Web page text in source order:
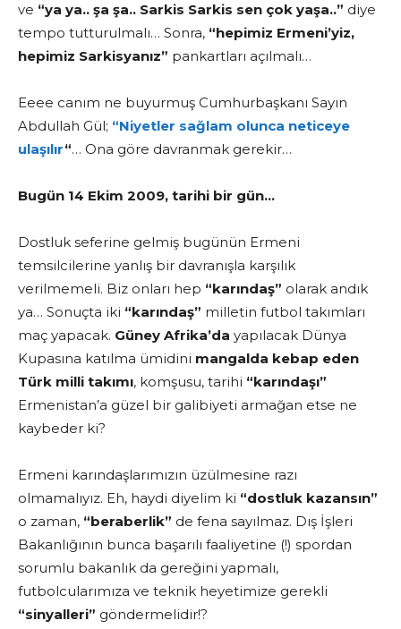
ve “ya ya.. şa şa.. Sarkis Sarkis sen çok yaşa..” diye
tempo tutturulmalı… Sonra, “hepimiz Ermeni’yiz,
hepimiz Sarkisyanız” pankartları açılmalı…
Eeee canım ne buyurmuş Cumhurbaşkanı Sayın
Abdullah Gül; “Niyetler sağlam olunca neticeye
ulaşılır“… Ona göre davranmak gerekir…
Bugün 14 Ekim 2009, tarihi bir gün…
Dostluk seferine gelmiş bugünün Ermeni
temsilcilerine yanlış bir davranışla karşılık
verilmemeli. Biz onları hep “karındaş” olarak andık
ya… Sonuçta iki “karındaş” milletin futbol takımları
maç yapacak. Güney Afrika’da yapılacak Dünya
Kupasına katılma ümidini mangalda kebap eden
Türk milli takımı, komşusu, tarihi “karındaşı”
Ermenistan’a güzel bir galibiyeti armağan etse ne
kaybeder ki?
Ermeni karındaşlarımızın üzülmesine razı
olmamalıyız. Eh, haydi diyelim ki “dostluk kazansın”
o zaman, “beraberlik” de fena sayılmaz. Dış İşleri
Bakanlığının bunca başarılı faaliyetine (!) spordan
sorumlu bakanlık da gereğini yapmalı,
futbolcularımıza ve teknik heyetimize gerekli
“sinyalleri” göndermelidir!?